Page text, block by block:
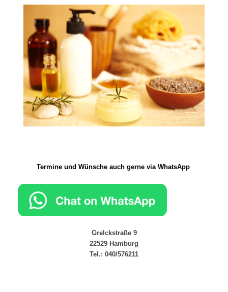
Termine und Wünsche auch gerne via WhatsApp
Grelckstraße 9
22529 Hamburg
Tel.: 040/576211